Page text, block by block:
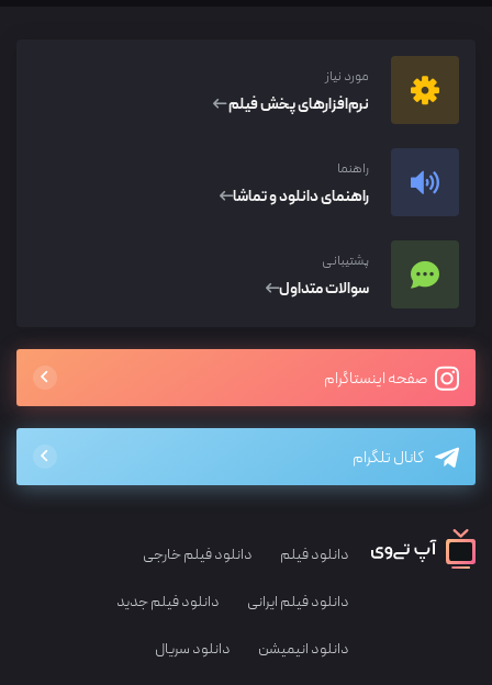
مورد نیاز
نرم‌افزار‌های پخش فیلم
راهنما
راهنمای دانلود و تماشا
پشتیبانی
سوالات متداول
صفحه اینستاگرام
کانال تلگرام
دانلود فیلم دانلود فیلم خارجی
دانلود فیلم ایرانی دانلود فیلم جدید
دانلود انیمیشن دانلود سریال